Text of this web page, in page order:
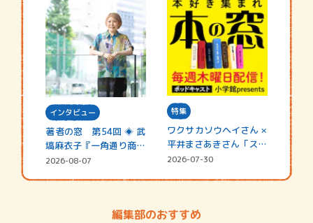
インタビュー
著者の窓 第54回 ◈ 武
塙麻衣子『一角通り商店
街の…
2026-08-07
特集
ワクサカソウヘイさん ×
平井まさあきさん「スペ
シャ…
2026-07-30
編集部のおすすめ